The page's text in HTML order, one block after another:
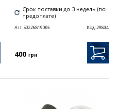
Срок поставки до 3 недель (по
предоплате)
Art:50226819006 Код:29804
400 грн